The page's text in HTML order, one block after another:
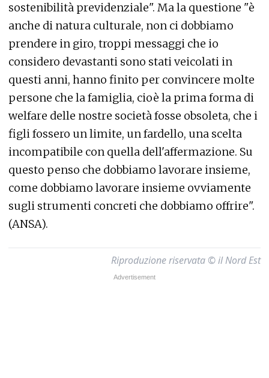
sostenibilità previdenziale". Ma la questione "è
anche di natura culturale, non ci dobbiamo
prendere in giro, troppi messaggi che io
considero devastanti sono stati veicolati in
questi anni, hanno finito per convincere molte
persone che la famiglia, cioè la prima forma di
welfare delle nostre società fosse obsoleta, che i
figli fossero un limite, un fardello, una scelta
incompatibile con quella dell'affermazione. Su
questo penso che dobbiamo lavorare insieme,
come dobbiamo lavorare insieme ovviamente
sugli strumenti concreti che dobbiamo offrire".
(ANSA).
Riproduzione riservata © il Nord Est